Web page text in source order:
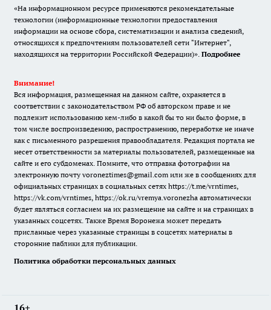
«На информационном ресурсе применяются рекомендательные
технологии (информационные технологии предоставления
информации на основе сбора, систематизации и анализа сведений,
относящихся к предпочтениям пользователей сети "Интернет",
находящихся на территории Российской Федерации)». Подробнее
Внимание!
Вся информация, размещенная на данном сайте, охраняется в
соответствии с законодательством РФ об авторском праве и не
подлежит использованию кем-либо в какой бы то ни было форме, в
том числе воспроизведению, распространению, переработке не иначе
как с письменного разрешения правообладателя. Редакция портала не
несет ответственности за материалы пользователей, размещенные на
сайте и его субдоменах. Помните, что отправка фотографии на
электронную почту voroneztimes@gmail.com или же в сообщениях для
официальных страницах в социальных сетях https://t.me/vrntimes,
https://vk.com/vrntimes, https://ok.ru/vremya.voronezha автоматически
будет являться согласием на их размещение на сайте и на страницах в
указанных соцсетях. Также Время Воронежа может передать
присланные через указанные страницы в соцсетях материалы в
сторонние паблики для публикации.
Политика обработки персональных данных
16+